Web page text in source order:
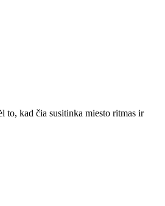
to, kad čia susitinka miesto ritmas ir